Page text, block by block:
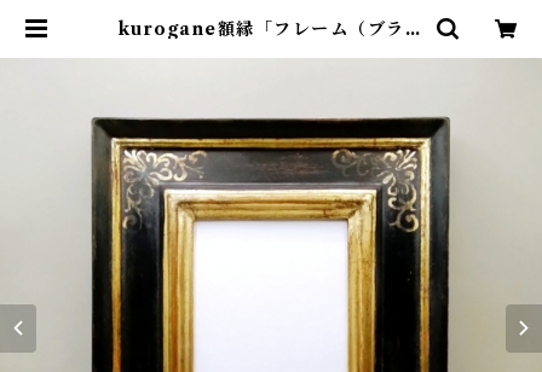
kurogane額縁「フレーム（ブラッ